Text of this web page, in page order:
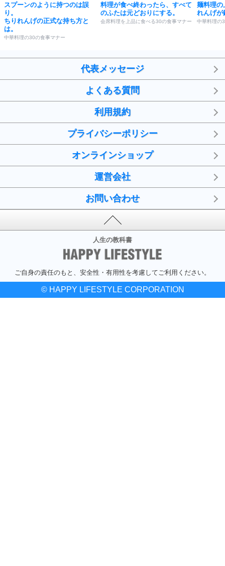
スプーンのように持つのは誤
り。
ちりれんげの正式な持ち方と
は。
中華料理の30の食事マナー
料理が食べ終わったら、すべて
のふたは元どおりにする。
会席料理を上品に食べる30の食事マナー
麺料理の
れんげが
中華料理の
代表メッセージ
よくある質問
利用規約
プライバシーポリシー
オンラインショップ
運営会社
お問い合わせ
人生の教科書
ご自身の責任のもと、安全性・有用性を考慮してご利用ください。
© HAPPY LIFESTYLE CORPORATION